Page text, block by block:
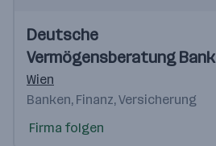
Videos
Einblicke
Einblicke
Deutsche
Vermögensberatung Bank
AG
Wien
Banken, Finanz, Versicherung
Firma folgen